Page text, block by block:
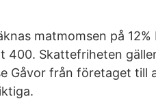
matmomsen på
400. Skattefriheten
Gåvor från företaget till